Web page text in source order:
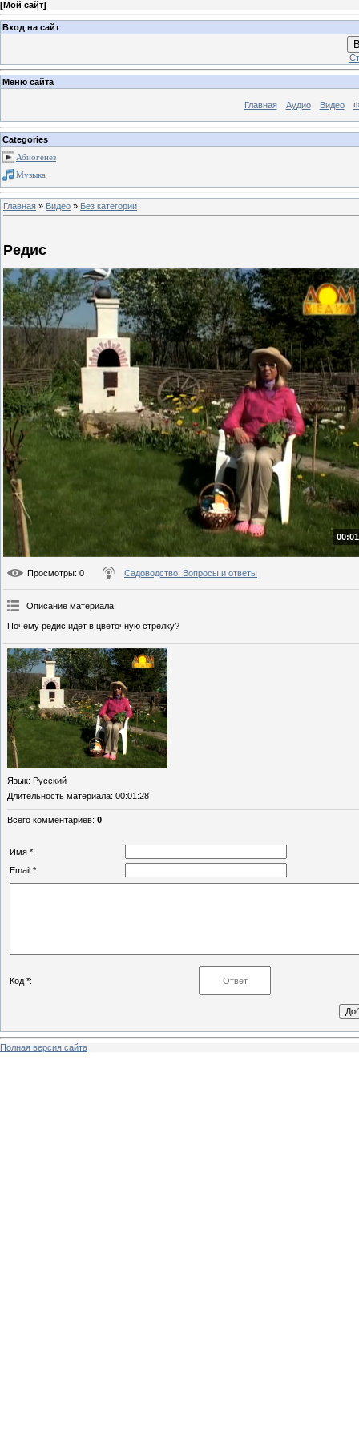
[Мой сайт]
Вход на сайт
Меню сайта
Главная Аудио Видео
Categories
Абиогенез
Музыка
Главная » Видео » Без категории
Редис
Просмотры: 0 Садоводство. Вопросы и ответы
Описание материала:
Почему редис идет в цветочную стрелку?
Язык: Русский
Длительность материала: 00:01:28
Всего комментариев: 0
Имя *:
Email *:
Код *:
Полная версия сайта